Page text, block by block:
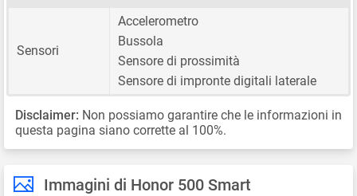
Sensori
Accelerometro
Bussola
Sensore di prossimità
Sensore di impronte digitali laterale
Disclaimer: Non possiamo garantire che le informazioni in
questa pagina siano corrette al 100%.
Immagini di Honor 500 Smart